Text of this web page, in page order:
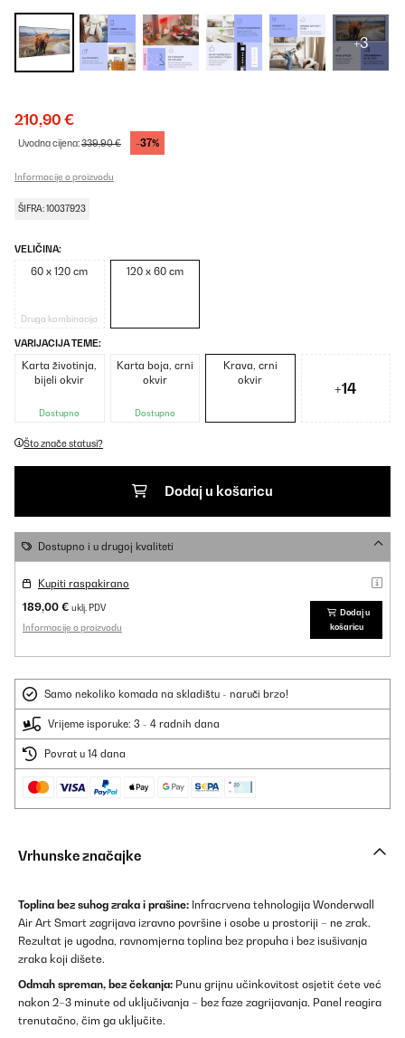
+3
210,90 €
Uvodna cijena:339,90 € -37%
Informacije o proizvodu
ŠIFRA: 10037923
VELIČINA:
60 x 120 cm
Druga kombinacija
120 x 60 cm
VARIJACIJA TEME:
Karta životinja,
bijeli okvir
Dostupno
Karta boja, crni
okvir
Dostupno
Krava, crni
okvir
+14
Što znače statusi?
Dodaj u košaricu
Dostupno i u drugoj kvaliteti
Kupiti raspakirano
189,00 € uklj. PDV
Informacije o proizvodu
Dodaj u
košaricu
Samo nekoliko komada na skladištu - naruči brzo!
Vrijeme isporuke: 3 - 4 radnih dana
Povrat u 14 dana
Vrhunske značajke
Toplina bez suhog zraka i prašine: Infracrvena tehnologija Wonderwall
Air Art Smart zagrijava izravno površine i osobe u prostoriji – ne zrak.
Rezultat je ugodna, ravnomjerna toplina bez propuha i bez isušivanja
zraka koji dišete.
Odmah spreman, bez čekanja: Punu grijnu učinkovitost osjetit ćete već
nakon 2–3 minute od uključivanja – bez faze zagrijavanja. Panel reagira
trenutačno, čim ga uključite.